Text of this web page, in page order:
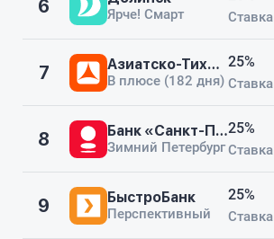
6 Ярче! Смарт Ставка
7 Азиатско-Тихоокеанский Банк
В плюсе (182 дня)
25%
Ставка
8 Банк «Санкт-Петербург»
Зимний Петербург
25%
Ставка
9 БыстроБанк
Перспективный
25%
Ставка